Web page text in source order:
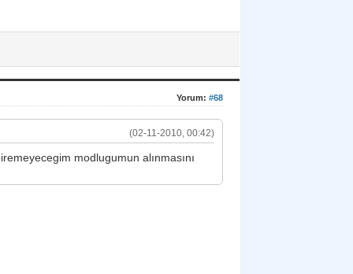
Yorum: #68
(02-11-2010, 00:42)
modlugumun alınmasını